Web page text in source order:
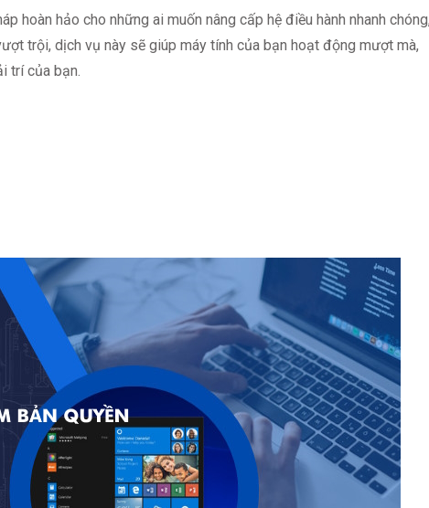
hoàn hảo cho những ai muốn nâng cấp hệ điều hành nhanh
trội, dịch vụ này sẽ giúp máy tính của bạn hoạt động mượt mà,
trí của bạn.